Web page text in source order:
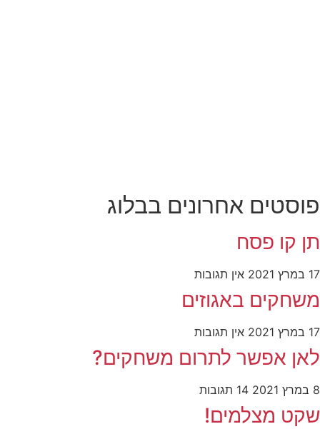
פוסטים אחרונים בבלוג
תן קו פסח
17 במרץ 2021 אין תגובות
משחקים באגוזים
17 במרץ 2021 אין תגובות
לאן אפשר לתרום משחקים?
8 במרץ 2021 14 תגובות
שקט מצלמים!